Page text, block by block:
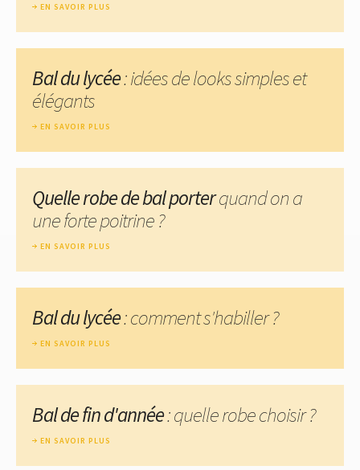
EN SAVOIR PLUS
Bal du lycée: idées de looks simples et
élégants
EN SAVOIR PLUS
Quelle robe de bal porterquand on a
une forte poitrine ?
EN SAVOIR PLUS
Bal du lycée: comment s'habiller ?
EN SAVOIR PLUS
Bal de fin d'année: quelle robe choisir ?
EN SAVOIR PLUS